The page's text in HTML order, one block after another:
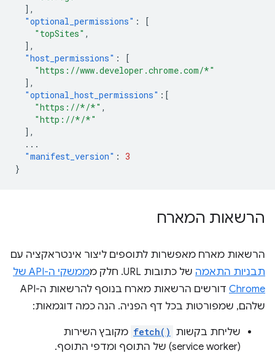
],
"optional_permissions" :
[
"topSites" ,
],
"host_permissions" :
[
"https://www.developer.chrome.com/*"
],
"optional_host_permissions" :[
"https://*/*" ,
"http://*/*"
],
...
"manifest_version" : 3
}
הרשאות המארח
הרשאות מארח מאפשרות לתוספים ליצור אינטראקציה עם
תבניות התאמה של כתובות URL. חלק מ
ממשקי ה-API של
Chrome
דורשים הרשאות מארח בנוסף להרשאות ה-API
שלהם, שמפורטות בכל דף הפניה. הנה כמה דוגמאות:
שליחת בקשות fetch() מקובץ השירות
(service worker) של התוסף ומדפי התוסף.